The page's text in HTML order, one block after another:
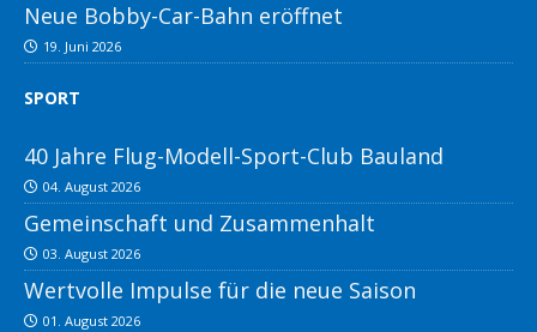
Neue Bobby-Car-Bahn eröffnet
19. Juni 2026
SPORT
40 Jahre Flug-Modell-Sport-Club Bauland
04. August 2026
Gemeinschaft und Zusammenhalt
03. August 2026
Wertvolle Impulse für die neue Saison
01. August 2026